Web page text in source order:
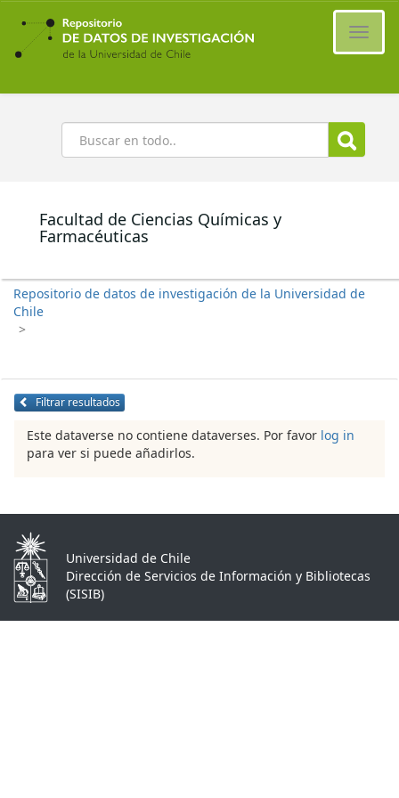
Ir
contenido
principal
Buscar
Facultad de Ciencias Químicas y
Farmacéuticas
Repositorio de datos de investigación de la Universidad de
Chile
>
Filtrar resultados
Este dataverse no contiene dataverses. Por favor log in
para ver si puede añadirlos.
Universidad de Chile
Dirección de Servicios de Información y Bibliotecas
(SISIB)